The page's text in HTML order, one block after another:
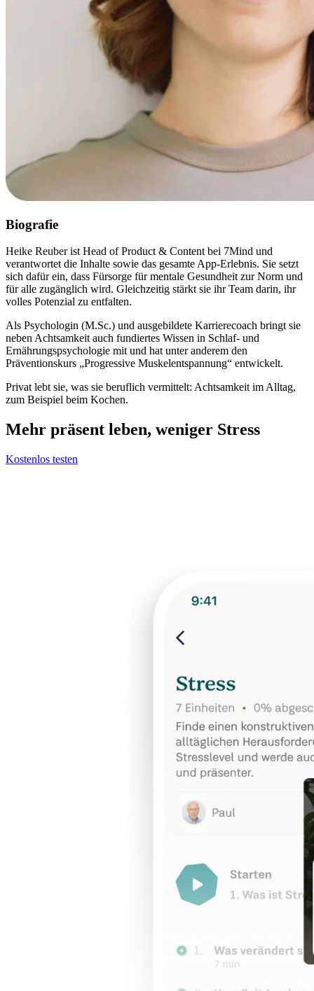
Biografie
Heike Reuber ist Head of Product & Content bei 7Mind und
verantwortet die Inhalte sowie das gesamte App-Erlebnis. Sie setzt
sich dafür ein, dass Fürsorge für mentale Gesundheit zur Norm und
für alle zugänglich wird. Gleichzeitig stärkt sie ihr Team darin, ihr
volles Potenzial zu entfalten.
Als Psychologin (M.Sc.) und ausgebildete Karrierecoach bringt sie
neben Achtsamkeit auch fundiertes Wissen in Schlaf- und
Ernährungspsychologie mit und hat unter anderem den
Präventionskurs „Progressive Muskelentspannung“ entwickelt.
Privat lebt sie, was sie beruflich vermittelt: Achtsamkeit im Alltag,
zum Beispiel beim Kochen.
Mehr präsent leben, weniger Stress
Kostenlos testen